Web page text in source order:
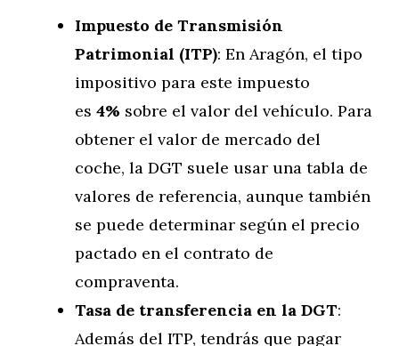
Impuesto de Transmisión
Patrimonial (ITP): En Aragón, el tipo
impositivo para este impuesto
es 4% sobre el valor del vehículo. Para
obtener el valor de mercado del
coche, la DGT suele usar una tabla de
valores de referencia, aunque también
se puede determinar según el precio
pactado en el contrato de
compraventa.
Tasa de transferencia en la DGT:
Además del ITP, tendrás que pagar